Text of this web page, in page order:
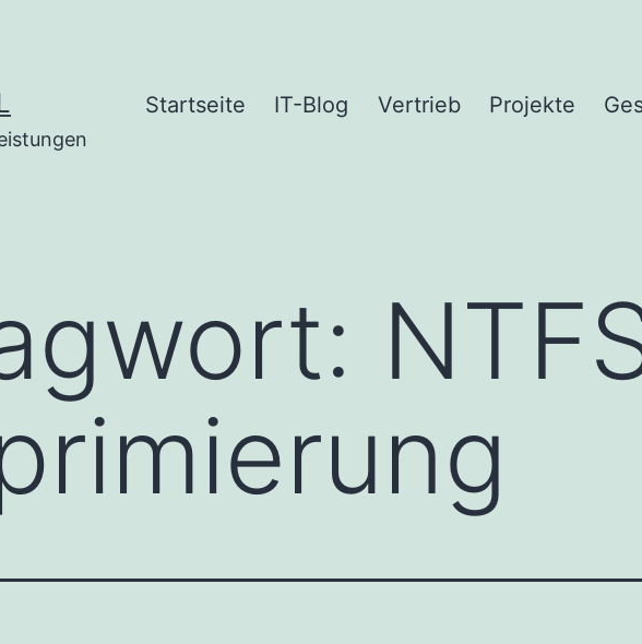
Startseite IT-Blog Vertrieb Projekte